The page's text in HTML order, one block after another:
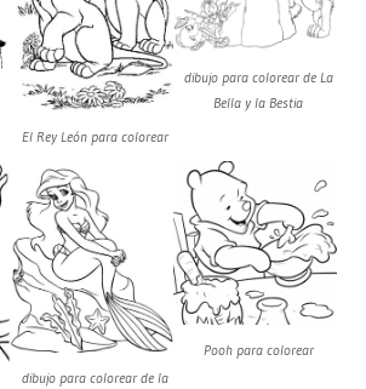
El Rey León para colorear
dibujo para colorear de La
Bella y la Bestia
dibujo para colorear de la
Pooh para colorear